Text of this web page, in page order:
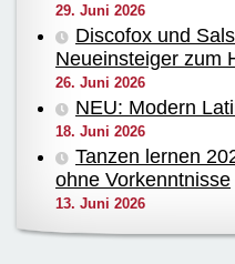
29. Juni 2026
Discofox und
Neueinsteiger zum
26. Juni 2026
NEU: Modern
18. Juni 2026
Tanzen lernen
ohne Vorkenntnisse
13. Juni 2026